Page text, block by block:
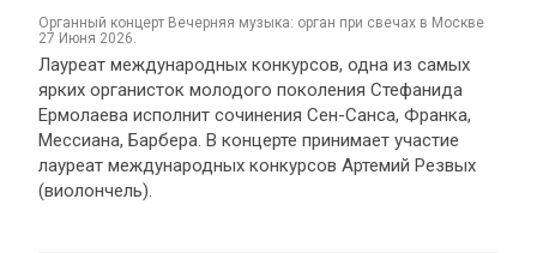
органный концерт Вечерняя музыка: орган при свечах в Москве
27 Июня 2026.
Лауреат международных конкурсов, одна из самых
ярких органисток молодого поколения Стефанида
Ермолаева исполнит сочинения Сен-Санса, Франка,
Мессиана, Барбера. В концерте принимает участие
лауреат международных конкурсов Артемий Резвых
(виолончель).